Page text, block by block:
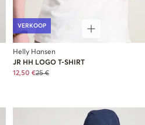
VERKOOP
Helly Hansen
JR HH LOGO T-SHIRT
12,50 €25 €